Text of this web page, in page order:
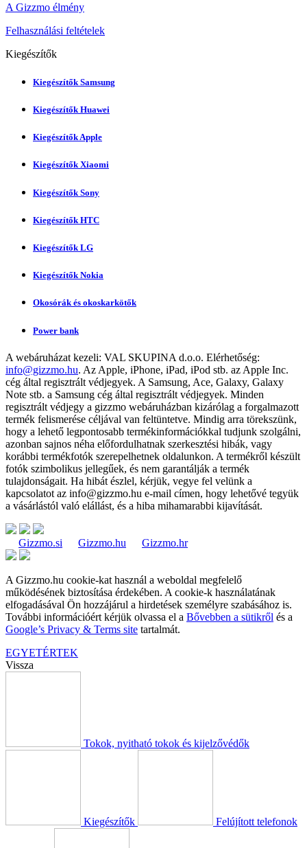
A Gizzmo élmény
Felhasználási feltételek
Kiegészítők
Kiegészítők Samsung
Kiegészítők Huawei
Kiegészítők Apple
Kiegészítők Xiaomi
Kiegészítők Sony
Kiegészítők HTC
Kiegészítők LG
Kiegészítők Nokia
Okosórák és okoskarkötők
Power bank
A webáruházat kezeli: VAL SKUPINA d.o.o. Elérhetőség:
info@gizzmo.hu. Az Apple, iPhone, iPad, iPod stb. az Apple Inc.
cég által regisztrált védjegyek. A Samsung, Ace, Galaxy, Galaxy
Note stb. a Samsung cég által regisztrált védjegyek. Minden
regisztrált védjegy a gizzmo webáruházban kizárólag a forgalmazott
termék felismerése céljával van feltüntetve. Mindig arra törekszünk,
hogy a lehető legpontosabb termékinformációkkal tudjunk szolgálni,
azonban sajnos néha előfordulhatnak szerkesztési hibák, vagy
korábbi termékfotók szerepelhetnek oldalunkon. A termékről készült
fotók szimbolikus jellegűek, és nem garantálják a termék
tulajdonságait. Ha hibát észlel, kérjük, vegye fel velünk a
kapcsolatot az info@gizzmo.hu e-mail címen, hogy lehetővé tegyük
a vásárlástól való elállást, és a hiba mihamarabbi kijavítását.
Gizzmo.si Gizzmo.hu Gizzmo.hr
A Gizzmo.hu cookie-kat használ a weboldal megfelelő
működésének biztosítása érdekében. A cookie-k használatának
elfogadásával Ön hozzájárul a hirdetések személyre szabásához is.
További információért kérjük olvassa el a Bővebben a sütikről és a
Google’s Privacy & Terms site tartalmát.
EGYETÉRTEK
Vissza
Tokok, nyitható tokok és kijelzővédők
Kiegészítők Felújított telefonok